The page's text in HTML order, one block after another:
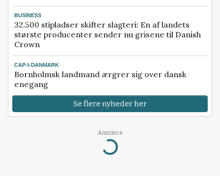
BUSINESS
32.500 stipladser skifter slagteri: En af landets
største producenter sender nu grisene til Danish
Crown
CAP-I-DANMARK
Bornholmsk landmand ærgrer sig over dansk
enegang
Se flere nyheder her
Annonce
Loading...